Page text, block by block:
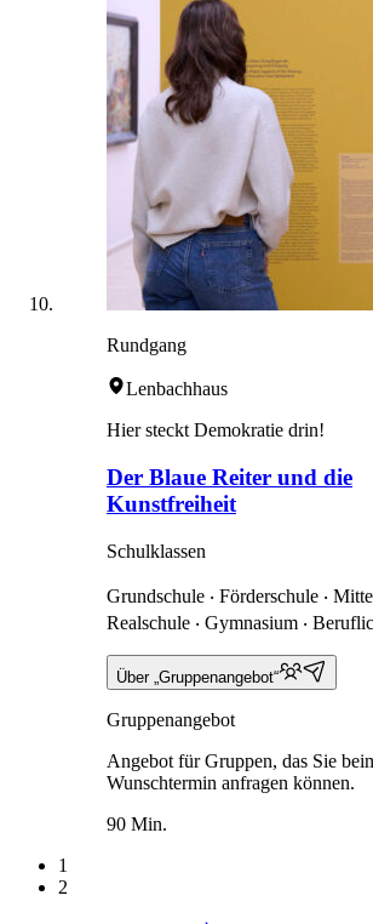
Rundgang
Lenbachhaus
Hier steckt Demokratie drin!
Der Blaue Reiter und die
Kunstfreiheit
Schulklassen
Grundschule ‧ Förderschule ‧
Realschule ‧ Gymnasium ‧
Über „Gruppenangebot“
Gruppenangebot
Angebot für Gruppen, das Sie
Wunschtermin anfragen können.
90 Min.
1
2